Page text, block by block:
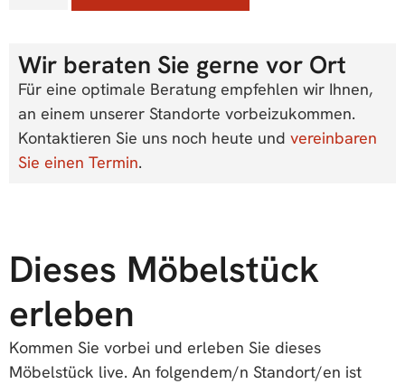
Wir beraten Sie gerne vor Ort
Für eine optimale Beratung empfehlen wir Ihnen,
an einem unserer Standorte vorbeizukommen.
Kontaktieren Sie uns noch heute und vereinbaren
Sie einen Termin.
Dieses Möbelstück
erleben
Kommen Sie vorbei und erleben Sie dieses
Möbelstück live. An folgendem/n Standort/en ist